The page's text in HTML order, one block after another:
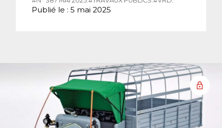
Publié le : 5 mai 2025